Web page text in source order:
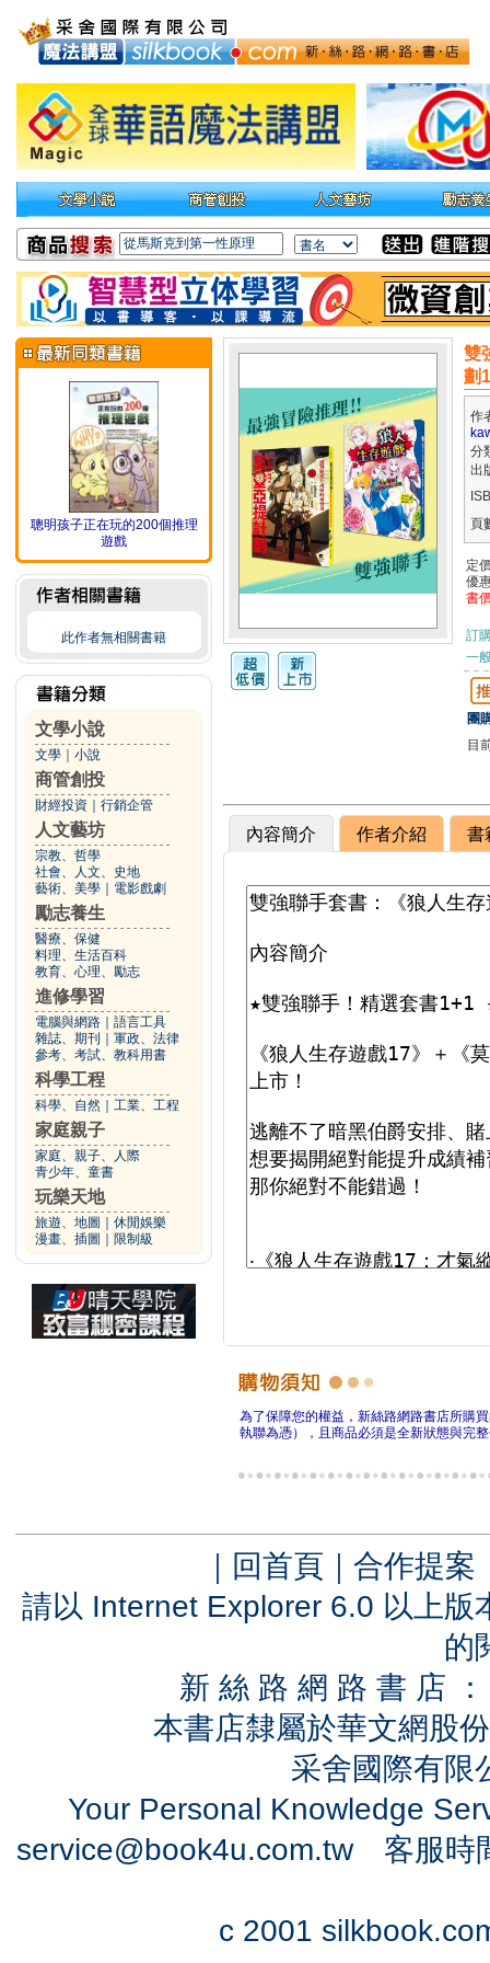
聰明孩子正在玩的200個推理
遊戲
此作者無相關書籍
文學小說
文學 小說
商管創投
財經投資 行銷企管
人文藝坊
宗教、哲學
社會、人文、史地
藝術、美學
電影戲劇
勵志養生
醫療、保健
料理、生活百科
教育、心理、勵志
進修學習
電腦與網路
語言工具
雜誌、期刊
軍政、法律
參考、考試、教科用書
科學工程
科學、自然 工業、工程
家庭親子
家庭、親子、人際
青少年、童書
玩樂天地
旅遊、地圖
休閒娛樂
漫畫、插圖
限制級
雙
劃
作
分
出
頁
定
優
書
訂
一
團
目
內容簡介 作者介紹 書
為了保障您的權益，新絲路網路書店所購
執聯為憑），且商品必須是全新狀態與完
｜ 回首頁 ｜ 合作提案
請以 Internet Explorer 6.0 以上
的
新 絲 路 網 路 書 店
本書店隸屬於華文網股
采舍國際有
Your Personal Knowledge
service@book4u.com.tw客服時
c 2001